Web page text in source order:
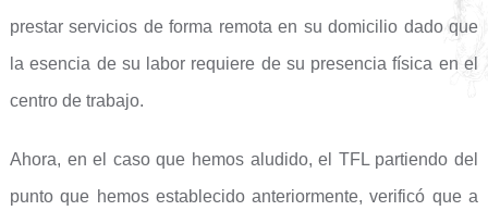
prestar servicios de forma remota en su domicilio dado que
la esencia de su labor requiere de su presencia física en el
centro de trabajo.
Ahora, en el caso que hemos aludido, el TFL partiendo del
punto que hemos establecido anteriormente, verificó que a